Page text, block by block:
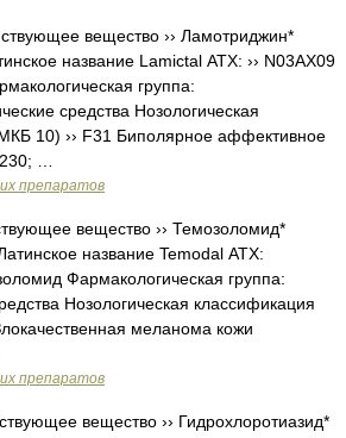
вещество ›› Ламотриджин*
название Lamictal АТХ: ›› N03AX09
группа:
средства Нозологическая
10) ›› F31 Биполярное аффективное
…
препаратов
вещество ›› Темозоломид*
название Temodal АТХ:
Фармакологическая группа:
Нозологическая классификация
меланома кожи
препаратов
вещество ›› Гидрохлоротиазид*